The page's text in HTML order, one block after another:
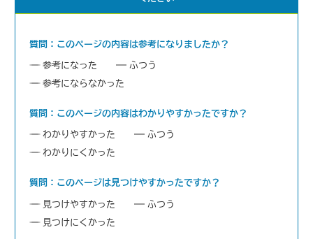
質問：このページの内容は参考になりましたか？
参考になった
ふつう
参考にならなかった
質問：このページの内容はわかりやすかったですか？
わかりやすかった
ふつう
わかりにくかった
質問：このページは見つけやすかったですか？
見つけやすかった
ふつう
見つけにくかった